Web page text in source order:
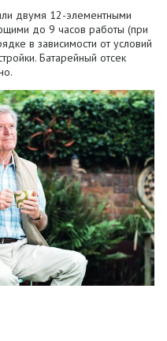
двумя 12-элементными
до 9 часов работы (при
в зависимости от условий
Батарейный отсек